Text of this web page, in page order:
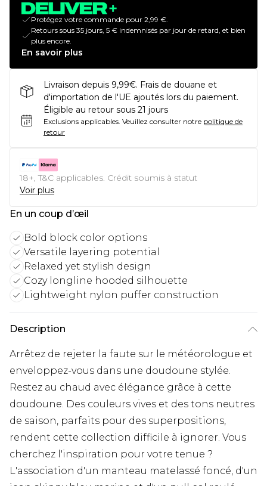
Protégez votre commande pour 2,99 €.
Retours sous 35 jours, 5 € indemnisés par jour de retard, et bien
plus encore.
En savoir plus
Livraison depuis 9,99€. Frais de douane et
d'importation de l'UE ajoutés lors du paiement.
Éligible au retour sous 21 jours
Exclusions applicables. Veuillez consulter notre politique de
retour
18+, T&C applicables. Crédit soumis à statut
Voir plus
En un coup d’œil
Bold block color options
Versatile layering potential
Relaxed yet stylish design
Cozy longline hooded silhouette
Lightweight nylon puffer construction
Description
Arrêtez de rejeter la faute sur le météorologue et
enveloppez-vous dans une doudoune stylée.
Restez au chaud avec élégance grâce à cette
doudoune. Des couleurs vives et des tons neutres
de saison, parfaits pour des superpositions,
rendent cette collection difficile à ignorer. Vous
cherchez l'inspiration pour votre tenue ?
L'association d'un manteau matelassé foncé, d'un